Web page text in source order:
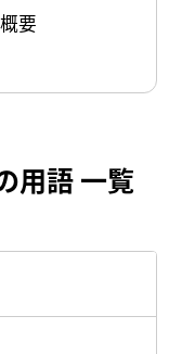
要
用語 一覧